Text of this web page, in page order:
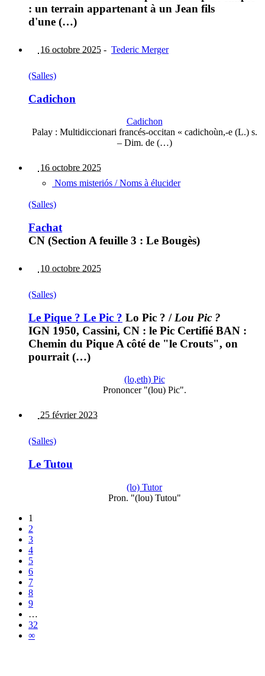
: un terrain appartenant à un Jean fils
d'une (…)
16 octobre 2025 - Tederic Merger
(Salles)
Cadichon
Cadichon
Palay : Multidiccionari francés-occitan « cadichoùn,-e (L.) s.
– Dim. de (…)
16 octobre 2025
Noms misteriós / Noms à élucider
(Salles)
Fachat
CN (Section A feuille 3 : Le Bougès)
10 octobre 2025
(Salles)
Le Pique ? Le Pic ? Lo Pic ? / Lou Pic ?
IGN 1950, Cassini, CN : le Pic Certifié BAN :
Chemin du Pique A côté de "le Crouts", on
pourrait (…)
(lo,eth) Pic
Prononcer "(lou) Pic".
25 février 2023
(Salles)
Le Tutou
(lo) Tutor
Pron. "(lou) Tutou"
1
2
3
4
5
6
7
8
9
…
32
∞